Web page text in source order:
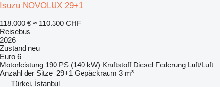
Isuzu NOVOLUX 29+1
118.000 € ≈ 110.300 CHF
Reisebus
2026
Zustand neu
Euro 6
Motorleistung 190 PS (140 kW) Kraftstoff Diesel Federung Luft/Luft
Anzahl der Sitze 29+1 Gepäckraum 3 m³
Türkei, İstanbul